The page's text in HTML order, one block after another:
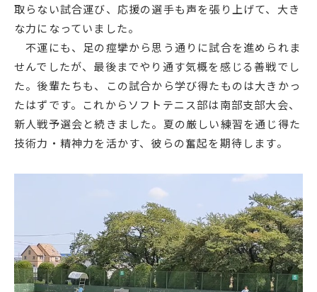
取らない試合運び、応援の選手も声を張り上げて、大き
な力になっていました。
不運にも、足の痙攣から思う通りに試合を進められま
せんでしたが、最後までやり通す気概を感じる善戦でし
た。後輩たちも、この試合から学び得たものは大きかっ
たはずです。これからソフトテニス部は南部支部大会、
新人戦予選会と続きました。夏の厳しい練習を通じ得た
技術力・精神力を活かす、彼らの奮起を期待します。